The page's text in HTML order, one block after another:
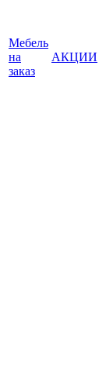
Мебель
на
заказ
АКЦИИ